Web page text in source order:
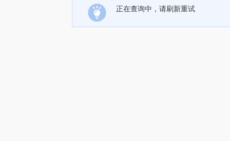
正在查询中，请刷新重试